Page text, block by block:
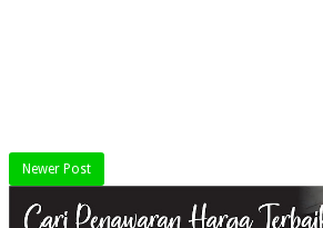
Newer Post